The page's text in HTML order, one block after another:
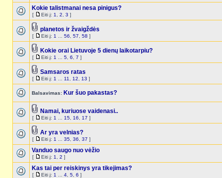
Kokie talistmanai nesa pinigus?
[ Eiti į: 1 2 3 ]
planetos ir žvaigždės
[ Eiti į: 1 56 57 58 ]
Kokie orai Lietuvoje 5 dienų laikotarpiu?
[ Eiti į: 1 5 6 7 ]
Samsaros ratas
[ Eiti į: 1 11 12 13 ]
Balsavimas: Kur šuo pakastas?
Namai, kuriuose vaidenasi..
[ Eiti į: 1 15 16 17 ]
Ar yra velnias?
[ Eiti į: 1 35 36 37 ]
Vanduo saugo nuo vėžio
[ Eiti į: 1 2 ]
Kas tai per reiskinys yra tikejimas?
[ Eiti į: 1 4 5 6 ]